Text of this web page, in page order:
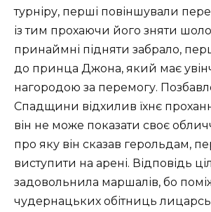
турніру, перші повіншували
із тим прохаючи його зняти
принаймні підняти забрало,
до принца Джона, який має
нагородою за перемогу.
Спадщини відхилив їхнє
він не може показати своє
про яку він сказав герольдам,
виступити на арені. Відповідь
задовольнила маршалів, бо
чудернацьких обітниць